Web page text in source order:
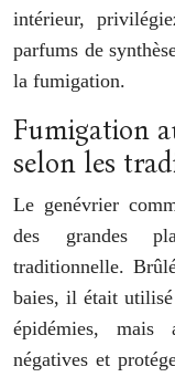
intérieur,
parfums de
la fumigation.
Fumigation
selon les
Le genévrier
des grandes
traditionnelle.
baies, il était
épidémies, mais
négatives et